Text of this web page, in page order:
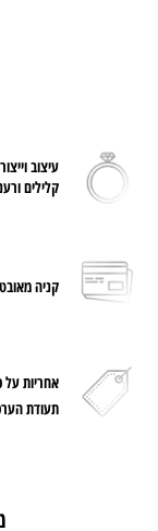
עיצוב
קלילים
קניה
אחריות על
תעודת